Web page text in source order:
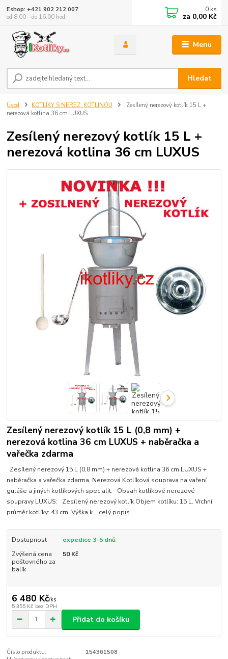
Menu
Hledat
Eshop: +421 902 212 007
od 8:00 - do 16:00 hod
0 ks
za 0,00 Kč
Úvod KOTLÍKY S NEREZ. KOTLINOU
Zesílený nerezový kotlík 15 L +
nerezová kotlina 36 cm LUXUS
Zesílený nerezový kotlík 15 L +
nerezová kotlina 36 cm LUXUS
Zesílený nerezový kotlík 15 L (0,8 mm) +
nerezová kotlina 36 cm LUXUS + naběračka a
vařečka zdarma
Zesílený nerezový 15 L (0,8 mm) + nerezová kotlina 36 cm LUXUS +
naběračka a vařečka zdarma. Nerezová Kotlíková souprava na vaření
guláše a jiných kotlíkových specialit. Obsah kotlíkové nerezové
soupravy LUXUS: Zesílený nerezový kotlík Objem kotlíku: 15 L. Vrchní
průměr kotlíky: 43 cm. Výška k... celý popis
Dostupnost
expedice 3-5 dnů
Zvýšená cena
poštovného za
balík
50 Kč
6 480 Kč/ks
5 355 Kč bez DPH
Přidat do košíku
Číslo produktu:
154361508